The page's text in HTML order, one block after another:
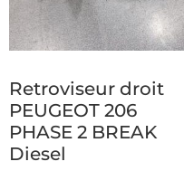
Retroviseur droit
PEUGEOT 206
PHASE 2 BREAK
Diesel